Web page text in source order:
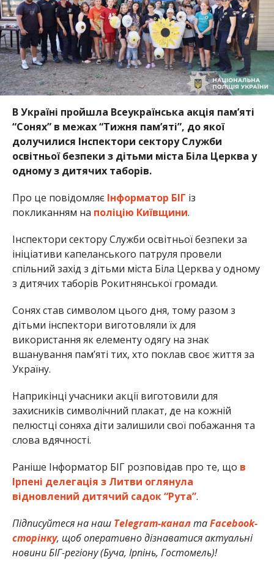
В Україні пройшла Всеукраїнська акція пам’яті
“Сонях” в межах “Тижня пам’яті”, до якої
долучилися Інспектори сектору Служби
освітньої безпеки з дітьми міста Біла Церква у
одному з дитячих таборів.
Про це повідомляє Інформатор БІГ із
покликанням на поліцію Київщини.
Інспектори сектору Служби освітньої безпеки за
ініціативи капеланського патруля провели
спільний захід з дітьми міста Біла Церква у одному
з дитячих таборів Рокитнянської громади.
Сонях став символом цього дня, тому разом з
дітьми інспектори виготовляли їх для
використання як елементу одягу на знак
вшанування памʼяті тих, хто поклав своє життя за
Україну.
Наприкінці учасники акції виготовили для
захисників символічний плакат, де на кожній
пелюстці соняха діти залишили свої побажання та
слова вдячності.
Раніше Інформатор БІГ розповідав про те, що в
Ірпені делегація з Литви оглянула
відновлений дитячий садок “Рута”.
Підписуйтеся на наш Telegram-каналтаFacebook-
сторінку, щоб оперативно дізнаватися актуальні
новини БІГ-регіону (Буча, Ірпінь, Гостомель)!